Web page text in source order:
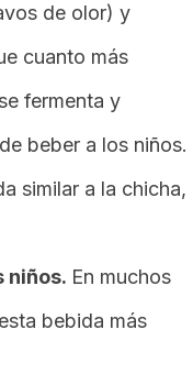
de olor) y
cuanto más
fermenta y
beber a los niños.
similar a la chicha,
niños. En muchos
bebida más